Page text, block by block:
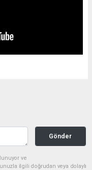
Gönder
ve
ilgili doğrudan veya dolaylı